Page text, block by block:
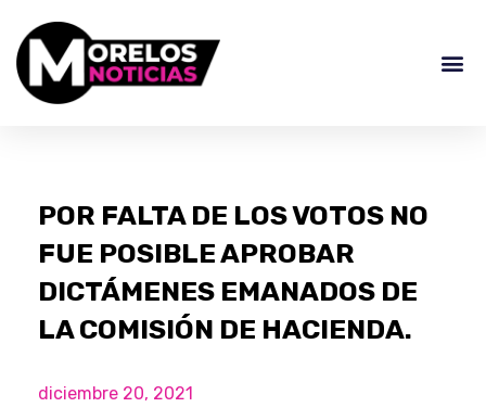
POR FALTA DE LOS VOTOS NO
FUE POSIBLE APROBAR
DICTÁMENES EMANADOS DE
LA COMISIÓN DE HACIENDA.
diciembre 20, 2021